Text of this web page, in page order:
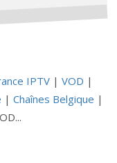
IPTV | VOD |
| Chaînes Belgique |